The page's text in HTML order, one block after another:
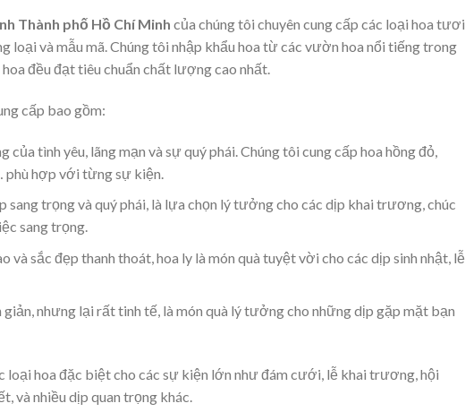
Thành phố Hồ Chí Minh của chúng tôi chuyên cung cấp các loại hoa tươi
loại và mẫu mã. Chúng tôi nhập khẩu hoa từ các vườn hoa nổi tiếng trong
đều đạt tiêu chuẩn chất lượng cao nhất.
cấp bao gồm:
tình yêu, lãng mạn và sự quý phái. Chúng tôi cung cấp hoa hồng đỏ,
phù hợp với từng sự kiện.
sang trọng và quý phái, là lựa chọn lý tưởng cho các dịp khai trương, chúc
sang trọng.
sắc đẹp thanh thoát, hoa ly là món quà tuyệt vời cho các dịp sinh nhật, lễ
nhưng lại rất tinh tế, là món quà lý tưởng cho những dịp gặp mặt bạn
loại hoa đặc biệt cho các sự kiện lớn như đám cưới, lễ khai trương, hội
và nhiều dịp quan trọng khác.